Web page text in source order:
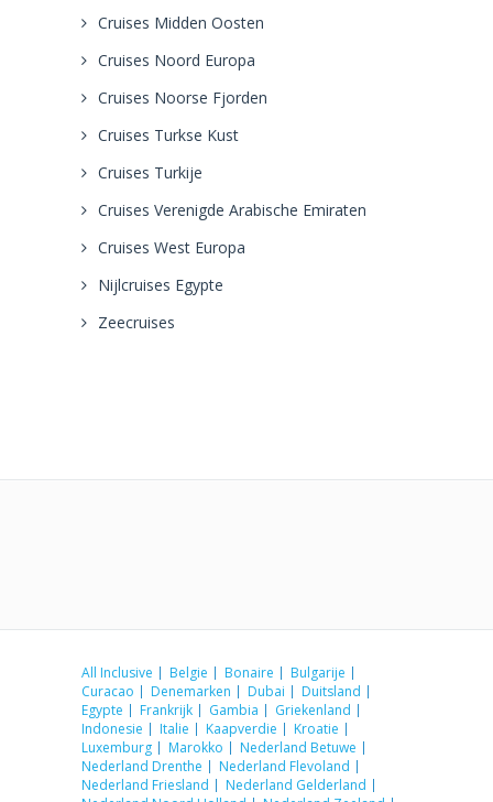
Cruises Midden Oosten
Cruises Noord Europa
Cruises Noorse Fjorden
Cruises Turkse Kust
Cruises Turkije
Cruises Verenigde Arabische Emiraten
Cruises West Europa
Nijlcruises Egypte
Zeecruises
All Inclusive Belgie Bonaire
Bulgarije
Curacao
Denemarken Dubai
Duitsland
Egypte
Frankrijk Gambia
Griekenland
Indonesie
Italie Kaapverdie
Kroatie
Luxemburg
Marokko
Nederland Betuwe
Nederland Drenthe
Nederland Flevoland
Nederland Friesland
Nederland Gelderland